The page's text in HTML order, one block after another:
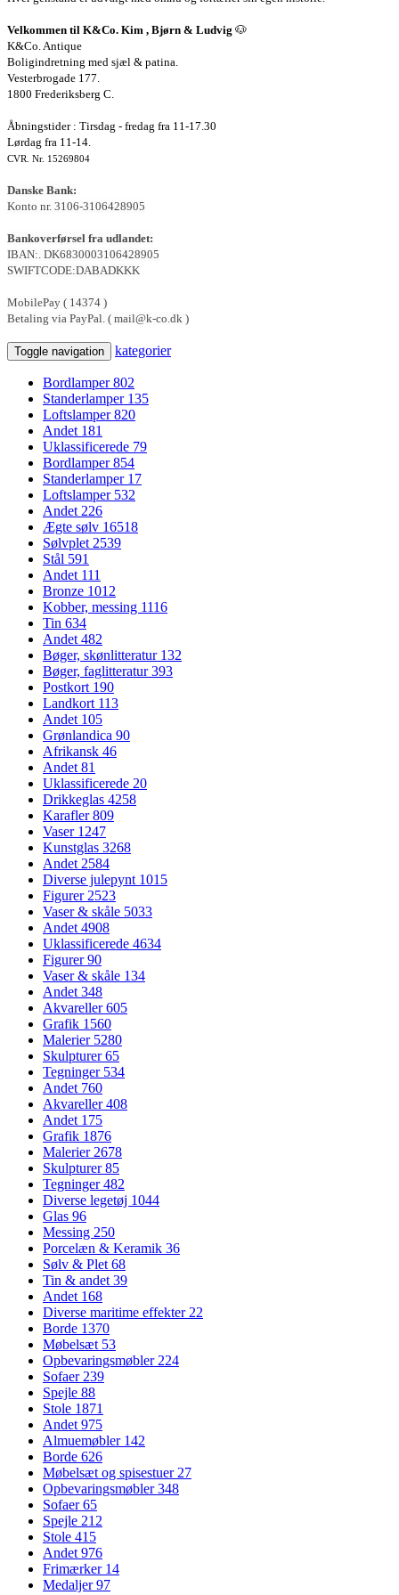
Velkommen til K&Co. Kim , Bjørn & Ludvig 🐶
K&Co. Antique
Boligindretning med sjæl & patina.
Vesterbrogade 177.
1800 Frederiksberg C.
Åbningstider : Tirsdag - fredag fra 11-17.30
Lørdag fra 11-14.
CVR. Nr. 15269804
Danske Bank:
Konto nr. 3106-3106428905
Bankoverførsel fra udlandet:
IBAN:. DK6830003106428905
SWIFTCODE:DABADKKK
MobilePay ( 14374 )
Betaling via PayPal. ( mail@k-co.dk )
Toggle navigation kategorier
Bordlamper802
Standerlamper 135
Loftslamper820
Andet 181
Uklassificerede 79
Bordlamper854
Standerlamper 17
Loftslamper 532
Andet226
Ægte sølv 16518
Sølvplet2539
Stål 591
Andet 111
Bronze 1012
Kobber, messing 1116
Tin 634
Andet482
Bøger, skønlitteratur 132
Bøger, faglitteratur393
Postkort 190
Landkort 113
Andet 105
Grønlandica 90
Afrikansk 46
Andet81
Uklassificerede 20
Drikkeglas 4258
Karafler809
Vaser 1247
Kunstglas 3268
Andet2584
Diverse julepynt 1015
Figurer2523
Vaser & skåle 5033
Andet4908
Uklassificerede 4634
Figurer90
Vaser & skåle 134
Andet348
Akvareller605
Grafik 1560
Malerier 5280
Skulpturer65
Tegninger 534
Andet 760
Akvareller408
Andet 175
Grafik 1876
Malerier2678
Skulpturer85
Tegninger482
Diverse legetøj 1044
Glas 96
Messing 250
Porcelæn & Keramik 36
Sølv & Plet68
Tin & andet39
Andet 168
Diverse maritime effekter22
Borde 1370
Møbelsæt 53
Opbevaringsmøbler224
Sofaer239
Spejle 88
Stole 1871
Andet975
Almuemøbler 142
Borde 626
Møbelsæt og spisestuer27
Opbevaringsmøbler348
Sofaer65
Spejle 212
Stole 415
Andet976
Frimærker 14
Medaljer97